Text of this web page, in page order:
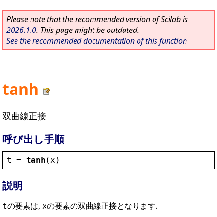
Please note that the recommended version of Scilab is
2026.1.0. This page might be outdated.
See the recommended documentation of this function
tanh
双曲線正接
呼び出し手順
t = tanh ( x )
説明
tの要素は, xの要素の双曲線正接となります.